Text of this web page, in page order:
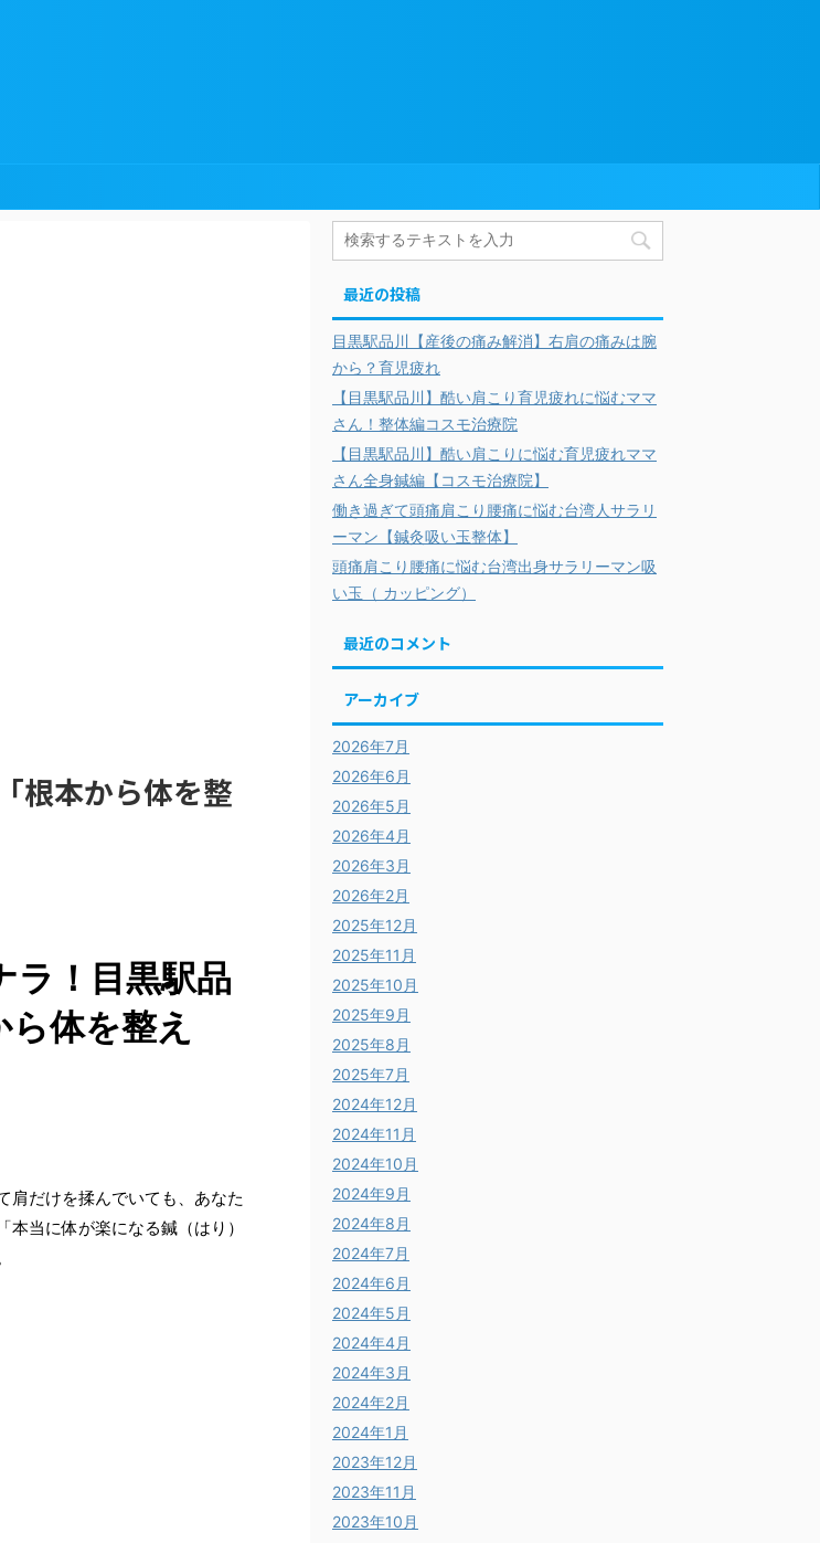
根本から体を整
ラ！目黒駅品
体を整え
肩だけを揉んでいても、あなた
当に体が楽になる鍼（はり）
最近の投稿
目黒駅品川【産後の痛み解消】右肩の痛みは腕
から？育児疲れ
【目黒駅品川】酷い肩こり育児疲れに悩むママ
さん！整体編コスモ治療院
【目黒駅品川】酷い肩こりに悩む育児疲れママ
さん全身鍼編【コスモ治療院】
働き過ぎて頭痛肩こり腰痛に悩む台湾人サラリ
ーマン【鍼灸吸い玉整体】
頭痛肩こり腰痛に悩む台湾出身サラリーマン吸
い玉（ カッピング）
最近のコメント
アーカイブ
2026年7月
2026年6月
2026年5月
2026年4月
2026年3月
2026年2月
2025年12月
2025年11月
2025年10月
2025年9月
2025年8月
2025年7月
2024年12月
2024年11月
2024年10月
2024年9月
2024年8月
2024年7月
2024年6月
2024年5月
2024年4月
2024年3月
2024年2月
2024年1月
2023年12月
2023年11月
2023年10月